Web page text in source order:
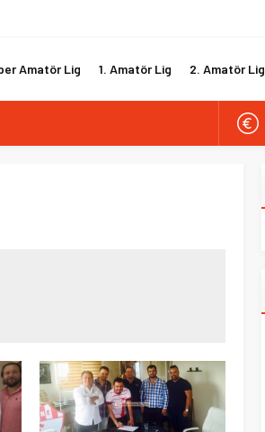
Amatör Lig 1. Amatör Lig 2. Amatör Lig